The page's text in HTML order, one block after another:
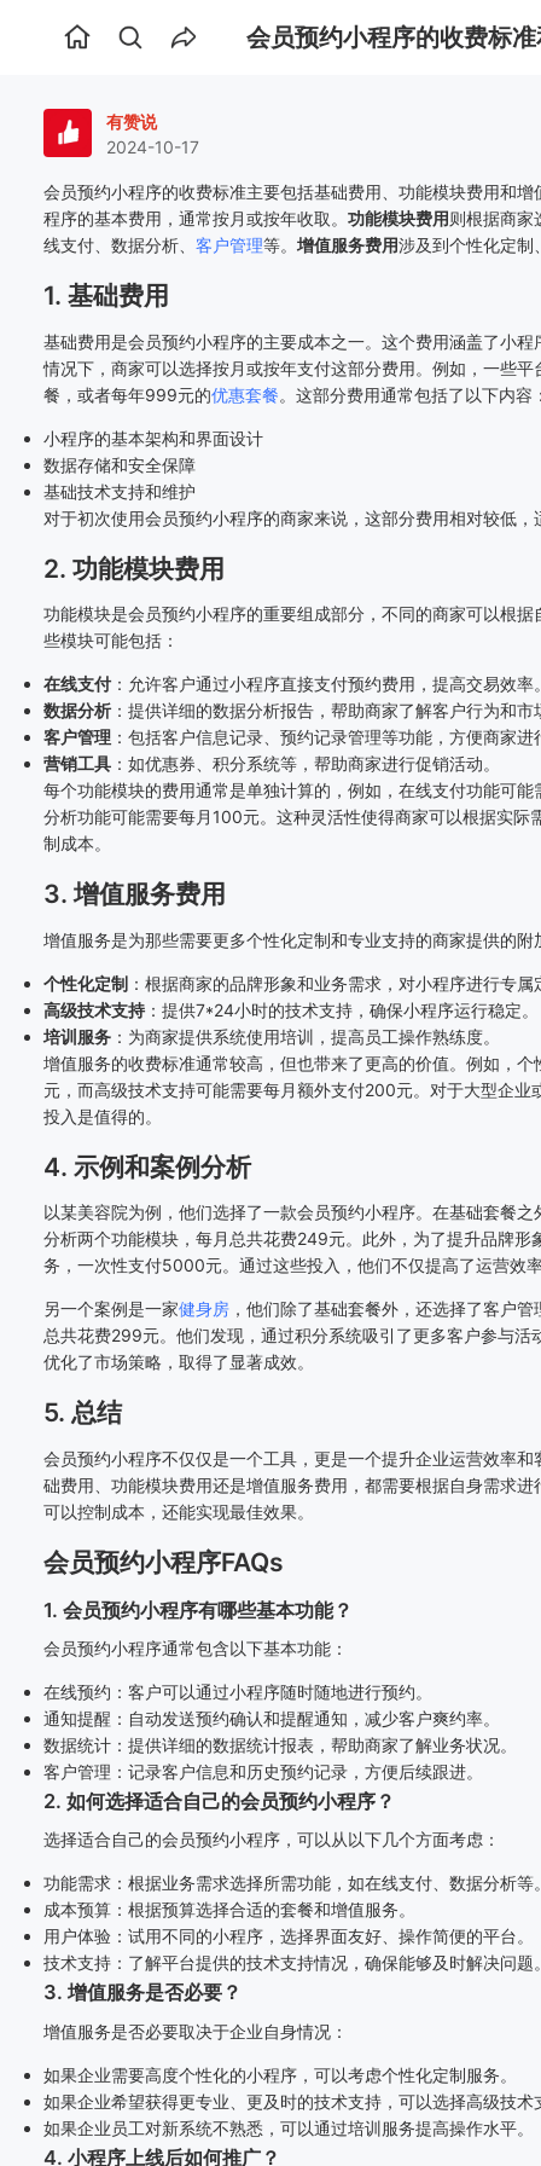
首
会员预约小程序的收费标
有赞说
2024-10-17
会员预约小程序的收费标准主要包括基础费用、功能模块费用和增
程序的基本费用，通常按月或按年收取。 功能模块费用则根据商家
线支付、数据分析、 客户管理等。 增值服务费用涉及到个性化定制
1. 基础费用
基础费用是会员预约小程序的主要成本之一。这个费用涵盖了小
情况下，商家可以选择按月或按年支付这部分费用。例如，一些
餐，或者每年999元的优惠套餐。这部分费用通常包括了以下内容
小程序的基本架构和界面设计
数据存储和安全保障
基础技术支持和维护
对于初次使用会员预约小程序的商家来说，这部分费用相对较低
2. 功能模块费用
功能模块是会员预约小程序的重要组成部分，不同的商家可以根
些模块可能包括：
在线支付 ：允许客户通过小程序直接支付预约费用，提高交易效率
数据分析 ：提供详细的数据分析报告，帮助商家了解客户行为和市
客户管理 ：包括客户信息记录、预约记录管理等功能，方便商家
营销工具 ：如优惠券、积分系统等，帮助商家进行促销活动。
每个功能模块的费用通常是单独计算的，例如，在线支付功能可
分析功能可能需要每月100元。这种灵活性使得商家可以根据实际
制成本。
3. 增值服务费用
增值服务是为那些需要更多个性化定制和专业支持的商家提供的
个性化定制 ：根据商家的品牌形象和业务需求，对小程序进行专属
高级技术支持 ：提供7*24小时的技术支持，确保小程序运行稳定。
培训服务 ：为商家提供系统使用培训，提高员工操作熟练度。
增值服务的收费标准通常较高，但也带来了更高的价值。例如，
元，而高级技术支持可能需要每月额外支付200元。对于大型企业
投入是值得的。
4. 示例和案例分析
以某美容院为例，他们选择了一款会员预约小程序。在基础套餐
分析两个功能模块，每月总共花费249元。此外，为了提升品牌形
务，一次性支付5000元。通过这些投入，他们不仅提高了运营效
另一个案例是一家健身房 ，他们除了基础套餐外，还选择了客户
总共花费299元。他们发现，通过积分系统吸引了更多客户参与活
优化了市场策略，取得了显著成效。
5. 总结
会员预约小程序不仅仅是一个工具，更是一个提升企业运营效率
础费用、功能模块费用还是增值服务费用，都需要根据自身需求
可以控制成本，还能实现最佳效果。
会员预约小程序FAQs
1. 会员预约小程序有哪些基本功能？
会员预约小程序通常包含以下基本功能：
在线预约：客户可以通过小程序随时随地进行预约。
通知提醒：自动发送预约确认和提醒通知，减少客户爽约率。
数据统计：提供详细的数据统计报表，帮助商家了解业务状况。
客户管理：记录客户信息和历史预约记录，方便后续跟进。
2. 如何选择适合自己的会员预约小程序？
选择适合自己的会员预约小程序，可以从以下几个方面考虑：
功能需求：根据业务需求选择所需功能，如在线支付、数据分析等
成本预算：根据预算选择合适的套餐和增值服务。
用户体验：试用不同的小程序，选择界面友好、操作简便的平台。
技术支持：了解平台提供的技术支持情况，确保能够及时解决问题
3. 增值服务是否必要？
增值服务是否必要取决于企业自身情况：
如果企业需要高度个性化的小程序，可以考虑个性化定制服务。
如果企业希望获得更专业、更及时的技术支持，可以选择高级技术
如果企业员工对新系统不熟悉，可以通过培训服务提高操作水平。
4. 小程序上线后如何推广？